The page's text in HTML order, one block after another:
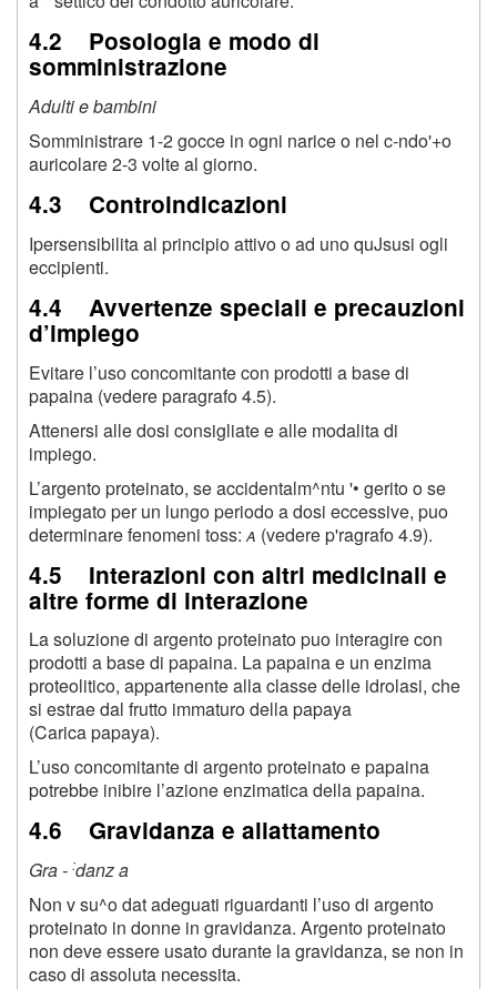
4.2 Posologia e modo di
somministrazione
Adulti e bambini
Somministrare 1-2 gocce in ogni narice o nel c-ndo'+o
auricolare 2-3 volte al giorno.
4.3 Controindicazioni
Ipersensibilita al principio attivo o ad uno quJsusi ogli
eccipienti.
4.4 Avvertenze speciali e precauzioni
d’impiego
Evitare l’uso concomitante con prodotti a base di
papaina (vedere paragrafo 4.5).
Attenersi alle dosi consigliate e alle modalita di
impiego.
L’argento proteinato, se accidentalm^ntu '• gerito o se
impiegato per un lungo periodo a dosi eccessive, puo
determinare fenomeni toss: a (vedere p'ragrafo 4.9).
4.5 Interazioni con altri medicinali e
altre forme di interazione
La soluzione di argento proteinato puo interagire con
prodotti a base di papaina. La papaina e un enzima
proteolitico, appartenente alla classe delle idrolasi, che
si estrae dal frutto immaturo della papaya
(Carica papaya).
L’uso concomitante di argento proteinato e papaina
potrebbe inibire l’azione enzimatica della papaina.
4.6 Gravidanza e allattamento
Gra - :danz a
Non v su^o dat adeguati riguardanti l’uso di argento
proteinato in donne in gravidanza. Argento proteinato
non deve essere usato durante la gravidanza, se non in
caso di assoluta necessita.